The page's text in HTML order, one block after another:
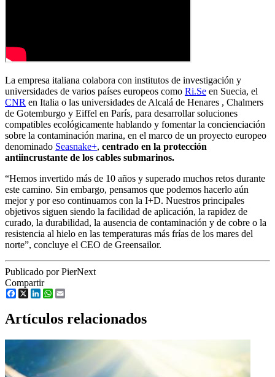
La empresa italiana colabora con institutos de investigación y
universidades de varios países europeos como Ri.Se en Suecia, el
CNR en Italia o las universidades de Alcalá de Henares , Chalmers
de Gotemburgo y Eiffel en París, para desarrollar soluciones
compatibles ecológicamente hablando y fomentar la concienciación
sobre la contaminación marina, en el marco de un proyecto europeo
denominado Seasnake+, centrado en la protección
antiincrustante de los cables submarinos.
“Hemos invertido más de 10 años y superado muchos retos durante
este camino. Sin embargo, pensamos que podemos hacerlo aún
mejor y por eso continuamos con la I+D. Nuestros principales
objetivos siguen siendo la facilidad de aplicación, la rapidez de
curado, la durabilidad, la ausencia de contaminación y de cobre o la
resistencia al hielo en las temperaturas más frías de los mares del
norte”, concluye el CEO de Greensailor.
Publicado por PierNext
Compartir
Facebook
X LinkedInWhatsApp
Artículos relacionados